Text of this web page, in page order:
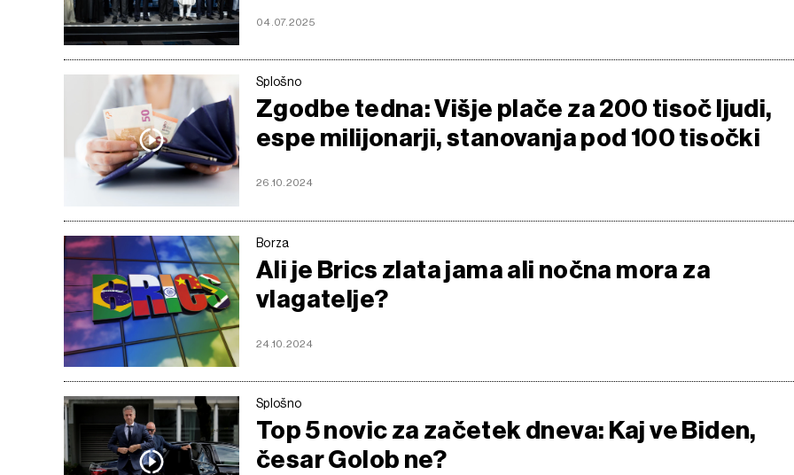
04.07.2025
Splošno
Zgodbe tedna: Višje plače za 200 tisoč ljudi,
espe milijonarji, stanovanja pod 100 tisočki
26.10.2024
Borza
Ali je Brics zlata jama ali nočna mora za
vlagatelje?
24.10.2024
Splošno
Top 5 novic za začetek dneva: Kaj ve Biden,
česar Golob ne?